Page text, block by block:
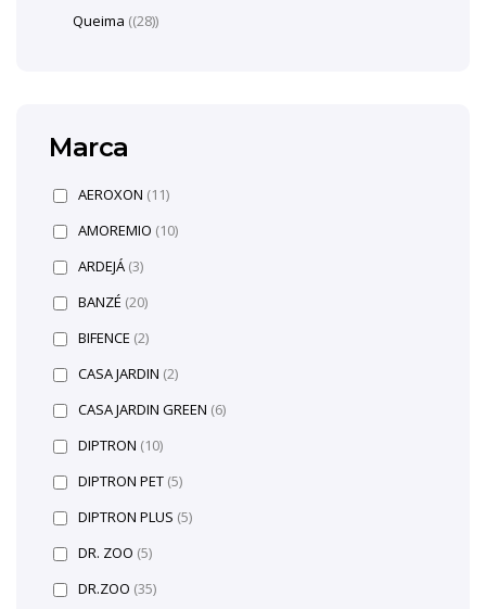
Queima (28)
Marca
AEROXON (11)
AMOREMIO (10)
ARDEJÁ (3)
BANZÉ (20)
BIFENCE (2)
CASA JARDIN (2)
CASA JARDIN GREEN (6)
DIPTRON (10)
DIPTRON PET (5)
DIPTRON PLUS (5)
DR. ZOO (5)
DR.ZOO (35)